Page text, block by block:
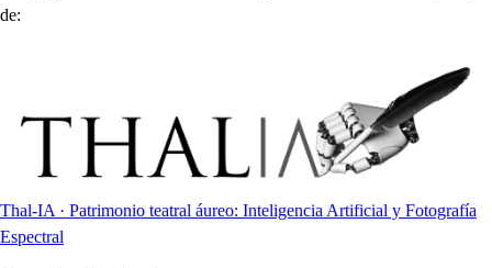
de:
Thal-IA · Patrimonio teatral áureo: Inteligencia Artificial y Fotografía
Espectral